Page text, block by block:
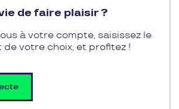
de faire plaisir ?
à votre compte, saisissez le
de votre choix, et profitez !